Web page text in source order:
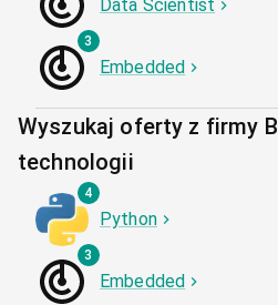
Data Scientist
3
Embedded
Wyszukaj oferty z firmy
technologii
4
Python
3
Embedded